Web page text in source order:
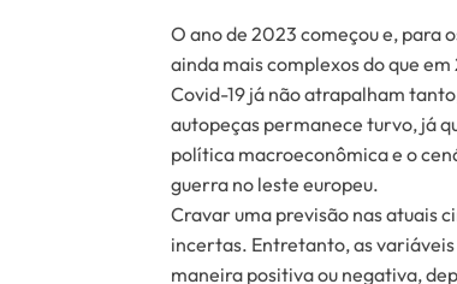
O ano de 2023 começou e, para
ainda mais complexos do que
Covid-19 já não atrapalham
autopeças permanece turvo, já
política macroeconômica e o
guerra no leste europeu.
Cravar uma previsão nas atuais
incertas. Entretanto, as
maneira positiva ou negativa,